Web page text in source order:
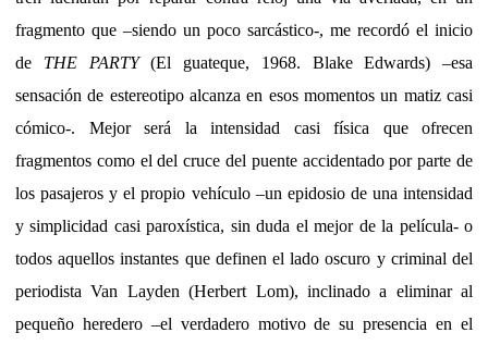
fragmento que –siendo un poco sarcástico-, me recordó el inicio
de THE PARTY(El guateque, 1968. Blake Edwards) –esa
sensación de estereotipo alcanza en esos momentos un matiz casi
cómico-. Mejor será la intensidad casi física que ofrecen
fragmentos como el del cruce del puente accidentado por parte de
los pasajeros y el propio vehículo –un epidosio de una intensidad
y simplicidad casi paroxística, sin duda el mejor de la película- o
todos aquellos instantes que definen el lado oscuro y criminal del
periodista Van Layden (Herbert Lom), inclinado a eliminar al
pequeño heredero –el verdadero motivo de su presencia en el